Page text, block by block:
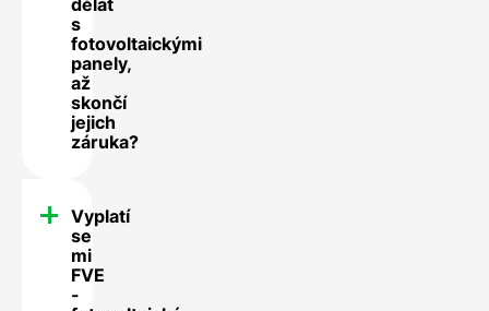
s
fotovoltaickými
panely,
až
skončí
jejich
záruka?
Vyplatí
se
mi
FVE
-